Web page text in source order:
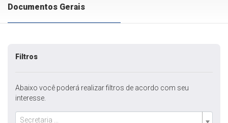
Documentos Gerais
Filtros
Abaixo você poderá realizar filtros de acordo com seu
interesse.
Secretaria ...